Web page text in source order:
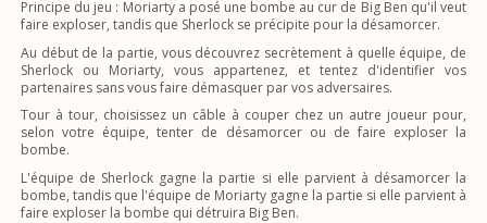
Principe du jeu : Moriarty a posé une bombe au cur de Big Ben qu'il veut
faire exploser, tandis que Sherlock se précipite pour la désamorcer.
Au début de la partie, vous découvrez secrètement à quelle équipe, de
Sherlock ou Moriarty, vous appartenez, et tentez d'identifier vos
partenaires sans vous faire démasquer par vos adversaires.
Tour à tour, choisissez un câble à couper chez un autre joueur pour,
selon votre équipe, tenter de désamorcer ou de faire exploser la
bombe.
L'équipe de Sherlock gagne la partie si elle parvient à désamorcer la
bombe, tandis que l'équipe de Moriarty gagne la partie si elle parvient à
faire exploser la bombe qui détruira Big Ben.